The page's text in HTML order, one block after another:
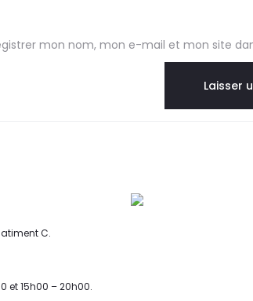
mon nom, mon e-mail et mon site
C.
et 15h00 – 20h00.